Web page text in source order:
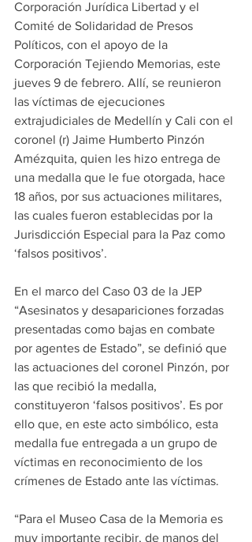
Corporación Jurídica Libertad y el
Comité de Solidaridad de Presos
Políticos, con el apoyo de la
Corporación Tejiendo Memorias, este
jueves 9 de febrero. Allí, se reunieron
las víctimas de ejecuciones
extrajudiciales de Medellín y Cali con el
coronel (r) Jaime Humberto Pinzón
Amézquita, quien les hizo entrega de
una medalla que le fue otorgada, hace
18 años, por sus actuaciones militares,
las cuales fueron establecidas por la
Jurisdicción Especial para la Paz como
‘falsos positivos’.
En el marco del Caso 03 de la JEP
“Asesinatos y desapariciones forzadas
presentadas como bajas en combate
por agentes de Estado”, se definió que
las actuaciones del coronel Pinzón, por
las que recibió la medalla,
constituyeron ‘falsos positivos’. Es por
ello que, en este acto simbólico, esta
medalla fue entregada a un grupo de
víctimas en reconocimiento de los
crímenes de Estado ante las víctimas.
“Para el Museo Casa de la Memoria es
muy importante recibir, de manos del